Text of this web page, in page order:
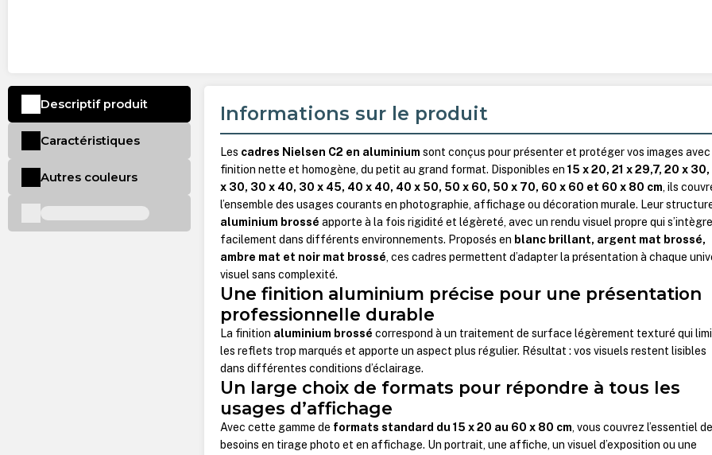
Informations sur le produit
Les cadres Nielsen C2 en aluminium sont conçus pour présenter et protéger vos images avec
finition nette et homogène, du petit au grand format. Disponibles en15 x 20, 21 x 29,7, 20 x
x 30, 30 x 40, 30 x 45, 40 x 40, 40 x 50, 50 x 60, 50 x 70, 60 x 60 et 60 x 80 cm, ils
l’ensemble des usages courants en photographie, affichage ou décoration murale. Leur
aluminium brossé apporte à la fois rigidité et légèreté, avec un rendu visuel propre qui s’intègre
facilement dans différents environnements. Proposés en blanc brillant, argent mat brossé,
ambre mat et noir mat brossé, ces cadres permettent d’adapter la présentation à chaque
visuel sans complexité.
Une finition aluminium précise pour une présentation
professionnelle durable
La finition aluminium brossé correspond à un traitement de surface légèrement texturé qui
les reflets trop marqués et apporte un aspect plus régulier. Résultat : vos visuels restent lisibles
dans différentes conditions d’éclairage.
Un large choix de formats pour répondre à tous les
usages d’affichage
Avec cette gamme de formats standard du 15 x 20 au 60 x 80 cm, vous couvrez l’essentiel
besoins en tirage photo et en affichage. Un portrait, une affiche, un visuel d’exposition ou une
Descriptif produit
Caractéristiques
Autres couleurs